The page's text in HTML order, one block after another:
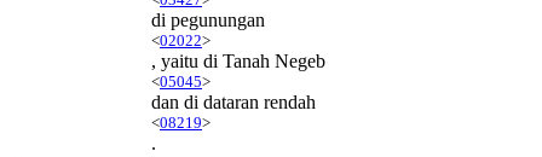
di pegunungan
<02022>
, yaitu di Tanah Negeb
<05045>
dan di dataran rendah
<08219>
.